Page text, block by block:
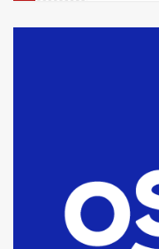
fueron
tarde